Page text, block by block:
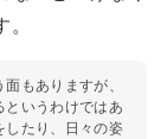
もありますが、
というわけではあ
したり、日々の姿